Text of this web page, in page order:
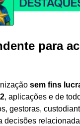
para
sem fins
, aplicações e de
gestoras,